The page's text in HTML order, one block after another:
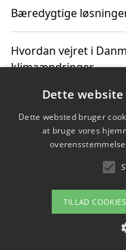
Bæredygtige
Hvordan vejret i
klimaændringer
Hvordan
gaveønsker
Om /
Dette
Dette websted bruger
at bruge vores
TILLAD COOKIES